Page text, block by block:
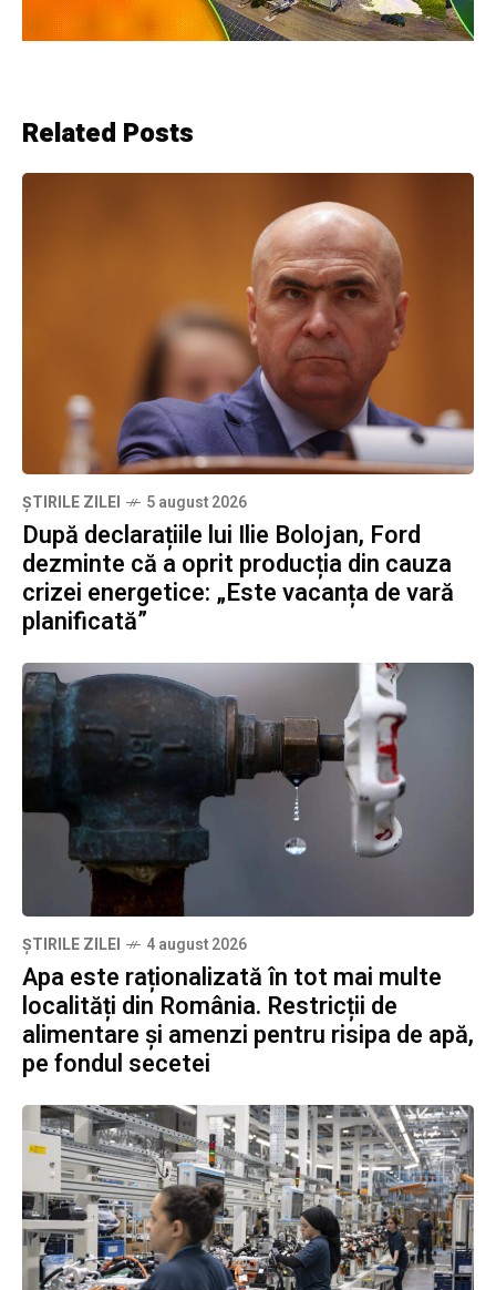
Related Posts
ȘTIRILE ZILEI 5 august 2026
După declarațiile lui Ilie Bolojan, Ford
dezminte că a oprit producția din cauza
crizei energetice: „Este vacanța de vară
planificată”
ȘTIRILE ZILEI 4 august 2026
Apa este raționalizată în tot mai multe
localități din România. Restricții de
alimentare și amenzi pentru risipa de apă,
pe fondul secetei